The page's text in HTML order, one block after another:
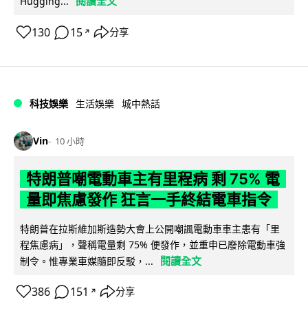
130 15 ↗ 分享
科技娛樂 生活娛樂 城中熱話
Vin 10 小時
特朗普嘲電動車主有里程病 剩 75% 電
量即焦慮發作 狂言一手終結電車指令
特朗普在拉斯維加斯造勢大會上公開嘲諷電動車車主患有「里
程焦慮病」，聲稱電量剩 75% 便發作，並重申已廢除電動車強
制令。惟專業車媒隨即反駁，...
閱讀全文
386 151 ↗ 分享